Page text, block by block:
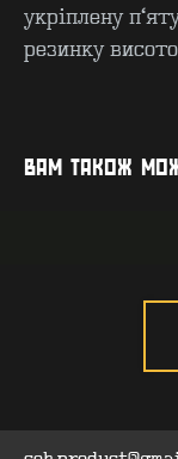
укріплену
резинку
ВАМ ТАКОЖ
ГУРТ - B2B